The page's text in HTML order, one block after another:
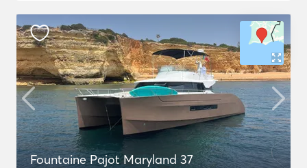
Fountaine Pajot Maryland 37